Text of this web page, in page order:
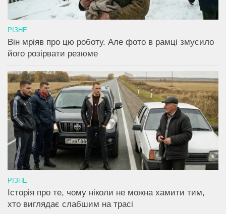
РІЗНЕ
Він мріяв про цю роботу. Але фото в рамці змусило
його розірвати резюме
РІЗНЕ
Історія про те, чому ніколи не можна хамити тим,
хто виглядає слабшим на трасі